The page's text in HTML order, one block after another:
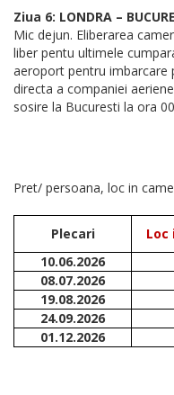
Ziua 6: LONDRA –
Mic dejun. Eliberarea
liber pentu ultimele
aeroport pentru imbarcare
directa a companiei
sosire la Bucuresti la ora
Pret/ persoana, loc in
Plecari Loc
10.06.2026
08.07.2026
19.08.2026
24.09.2026
01.12.2026